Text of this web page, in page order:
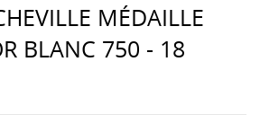
MÉDAILLE
BLANC 750 - 18